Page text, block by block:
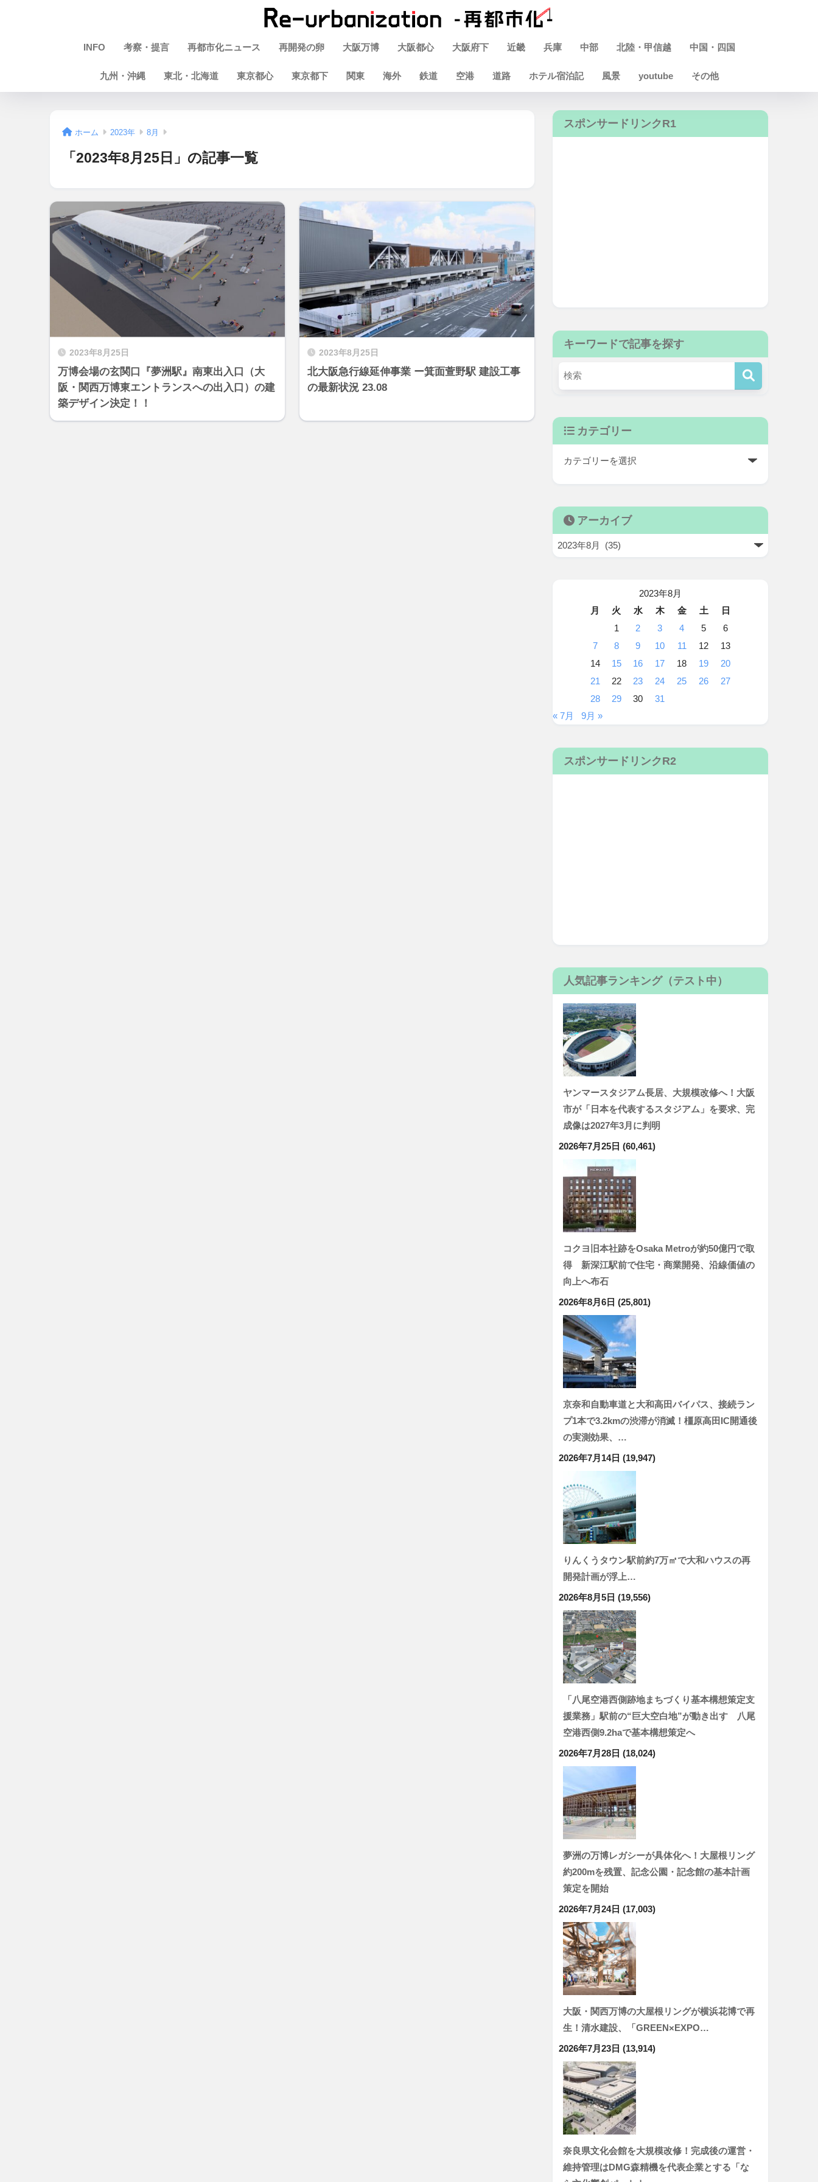
INFO 考察・提言 再都市化ニュース 再開発の卵 大阪万博 大阪都心 大阪府下 近畿 兵庫 中部 北陸・甲信越 中国・四国
九州・沖縄 東北・北海道 東京都心 東京都下 関東 海外 鉄道 空港 道路 ホテル宿泊記 風景 youtube その他
ホーム 2023年 8月
「2023年8月25日」の記事一覧
2023年8月25日
万博会場の玄関口『夢洲駅』南東出入口（大
阪・関西万博東エントランスへの出入口）の建
築デザイン決定！！
2023年8月25日
北大阪急行線延伸事業 ー箕面萱野駅 建設工事
の最新状況 23.08
スポンサードリンクR1
キーワードで記事を探す
カテゴリー
アーカイブ
2023年8月
月
火 水 木 金 土
日
1
2 3 4 5
6
7
8 9 10 11 12
13
14
15 16 17 18 19
20
21
22 23 24 25 26
27
28
29 30
31
« 7月
9月 »
スポンサードリンクR2
人気記事ランキング（テスト中）
ヤンマースタジアム長居、大規模改修へ！大阪
市が「日本を代表するスタジアム」を要求、完
成像は2027年3月に判明
2026年7月25日 (60,461)
コクヨ旧本社跡をOsaka Metroが約50億円で取
得 新深江駅前で住宅・商業開発、沿線価値の
向上へ布石
2026年8月6日 (25,801)
京奈和自動車道と大和高田バイパス、接続ラン
プ1本で3.2kmの渋滞が消滅！橿原高田IC開通後
の実測効果、…
2026年7月14日 (19,947)
りんくうタウン駅前約7万㎡で大和ハウスの再
開発計画が浮上…
2026年8月5日 (19,556)
「八尾空港西側跡地まちづくり基本構想策定支
援業務」駅前の“巨大空白地”が動き出す 八尾
空港西側9.2haで基本構想策定へ
2026年7月28日 (18,024)
夢洲の万博レガシーが具体化へ！大屋根リング
約200mを残置、記念公園・記念館の基本計画
策定を開始
2026年7月24日 (17,003)
大阪・関西万博の大屋根リングが横浜花博で再
生！清水建設、「GREEN×EXPO…
2026年7月23日 (13,914)
奈良県文化会館を大規模改修！完成後の運営・
維持管理はDMG森精機を代表企業とする「な